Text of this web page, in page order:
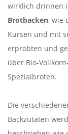
wirklich drinnen
Brotbacken, wie
Kursen und mit
erprobten und
über Bio-
Spezialbroten.
Die
Backzutaten